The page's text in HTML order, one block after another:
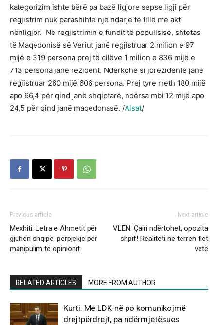
kategorizim ishte bërë pa bazë ligjore sepse ligji për
regjistrim nuk parashihte një ndarje të tillë me akt
nënligjor. Në regjistrimin e fundit të popullsisë, shtetas
të Maqedonisë së Veriut janë regjistruar 2 milion e 97
mijë e 319 persona prej të cilëve 1 milion e 836 mijë e
713 persona janë rezident. Ndërkohë si jorezidentë janë
regjistruar 260 mijë 606 persona. Prej tyre rreth 180 mijë
apo 66,4 për qind janë shqiptarë, ndërsa mbi 12 mijë apo
24,5 për qind janë maqedonasë. /Alsat/
Previous article
Mexhiti: Letra e Ahmetit për
gjuhën shqipe, përpjekje për
manipulim të opinionit
Next article
VLEN: Çairi ndërtohet, opozita
shpif! Realiteti në terren flet
vetë
RELATED ARTICLES MORE FROM AUTHOR
Kurti: Me LDK-në po komunikojmë
drejtpërdrejt, pa ndërmjetësues